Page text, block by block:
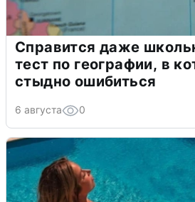
Справится даже
тест по географии, в
стыдно ошибиться
6 августа 0